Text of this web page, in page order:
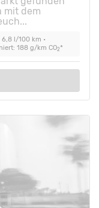
mit dem
l/100 km •
188 g/km CO2*